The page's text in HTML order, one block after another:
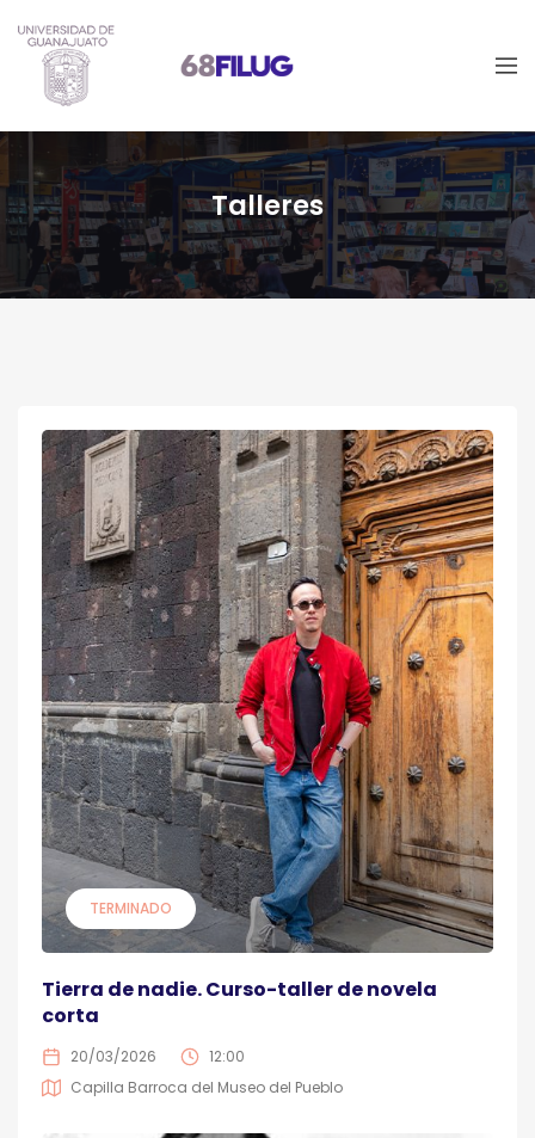
Talleres
TERMINADO
Tierra de nadie. Curso-taller de novela
corta
20/03/2026
12:00
Capilla Barroca del Museo del Pueblo